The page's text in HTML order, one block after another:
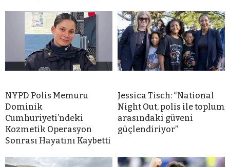
NYPD Polis Memuru
Dominik
Cumhuriyeti’ndeki
Kozmetik Operasyon
Sonrası Hayatını Kaybetti
Jessica Tisch: “National
Night Out, polis ile toplum
arasındaki güveni
güçlendiriyor”